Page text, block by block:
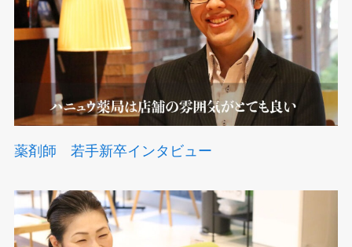
薬剤師 若手新卒インタビュー